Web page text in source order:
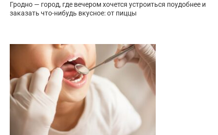
Гродно — город, где вечером хочется устроиться поудобнее и
заказать что-нибудь вкусное: от пиццы